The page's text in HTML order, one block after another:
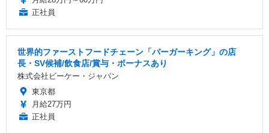
正社員
世界的ファーストフードチェーン「バーガーキング」の店
長・SV候補/飲食店/賞与・ボーナスあり
株式会社ビーケー・ジャパン
東京都
月給27万円
正社員